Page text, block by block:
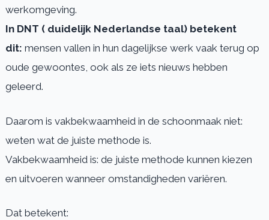
werkomgeving.
In DNT ( duidelijk Nederlandse taal) betekent
dit: mensen vallen in hun dagelijkse werk vaak terug op
oude gewoontes, ook als ze iets nieuws hebben
geleerd.
Daarom is vakbekwaamheid in de schoonmaak niet:
weten wat de juiste methode is.
Vakbekwaamheid is: de juiste methode kunnen kiezen
en uitvoeren wanneer omstandigheden variëren.
Dat betekent: